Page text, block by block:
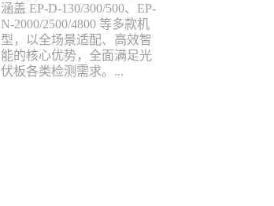
涵盖 EP-D-130/300/500、EP-
N-2000/2500/4800 等多款机
型，以全场景适配、高效智
能的核心优势，全面满足光
伏板各类检测需求。...